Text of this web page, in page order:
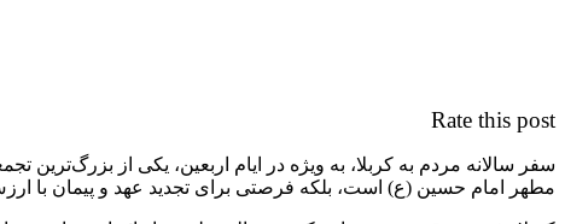
Rate this post
سفر سالانه مردم به کربلا، به ویژه در ایام اربعین، یکی از
مطهر امام حسین (ع) است، بلکه فرصتی برای تجدید عهد و پیمان با